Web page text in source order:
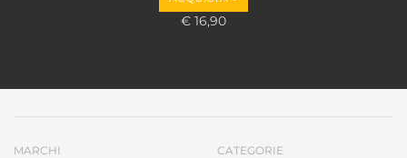
€ 16,90
MARCHI
CATEGORIE